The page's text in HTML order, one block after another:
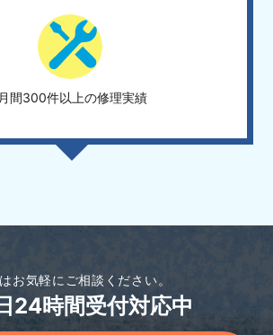
月間300件以上の修理実績
お気軽にご相談ください。
24時間受付対応中